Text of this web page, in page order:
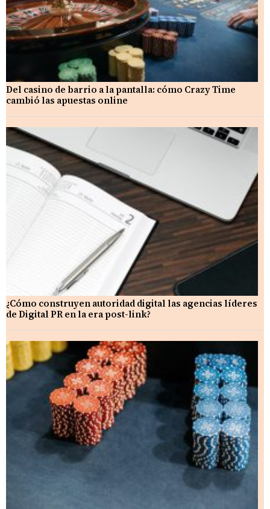
Del casino de barrio a la pantalla: cómo Crazy Time
cambió las apuestas online
¿Cómo construyen autoridad digital las agencias líderes
de Digital PR en la era post-link?